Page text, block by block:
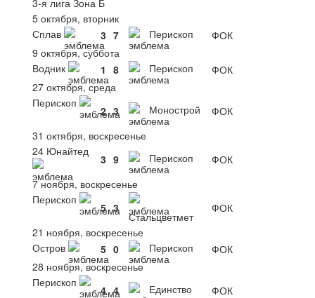
5 октября, вторник
Сплав
3 7 Перископ
ФОК
9 октября, суббота
Водник
1 8 Перископ
ФОК
27 октября, среда
Перископ
2 3 Монострой
ФОК
31 октября, воскресенье
24 Юнайтед
3 9 Перископ
ФОК
7 ноября, воскресенье
Перископ
5 3
Стальцветмет
ФОК
21 ноября, воскресенье
Остров
5 0 Перископ
ФОК
28 ноября, воскресенье
Перископ
4 4 Единство
ФОК